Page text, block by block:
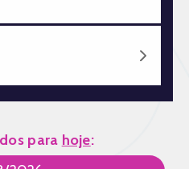
para hoje: